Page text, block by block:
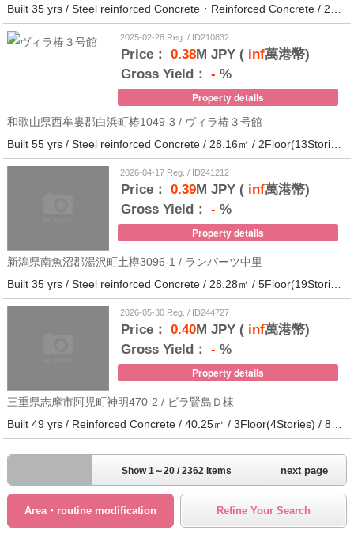
2025-02-28 Reg. / ID210832
Price： 0.38M JPY (inf萬港幣)
Gross Yield： - %
Property details
和歌山県西牟婁郡白浜町椿1049-3 / ヴィラ椿３号館
Built 55 yrs / Steel reinforced Concrete / 28.16㎡ / 2Floor(13Stories) / 73Units / Distance from the station.20
2026-04-17 Reg. / ID241212
Price： 0.39M JPY (inf萬港幣)
Gross Yield： - %
Property details
新潟県南魚沼郡湯沢町土樽3096-1 / ランパーツ中里
Built 35 yrs / Steel reinforced Concrete / 28.28㎡ / 5Floor(19Stories) / 309Units / Distance from the station.33
2026-05-30 Reg. / ID244727
Price： 0.40M JPY (inf萬港幣)
Gross Yield： - %
Property details
三重県志摩市阿児町神明470-2 / ビラ賢島Ｄ棟
next page
Show 1～20 / 2362 Items
Area・routine modification Refine Your Search